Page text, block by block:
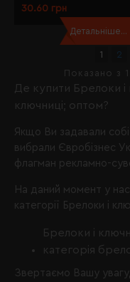
Де купити Брелоки і
ключниці; оптом?
Якщо Ви задавали
вибрали Євробізнес
флагман рекламно-
На даний момент у
категорії Брелоки і
Брелоки і
категорія
Звертаємо Вашу
30.60 грн
Детальніше...
1 2
Показано з